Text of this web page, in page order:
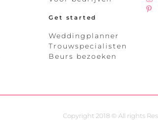
Get started
Weddingplanner
Trouwspecialisten
Beurs bezoeken
Copyright 2018 © All rights